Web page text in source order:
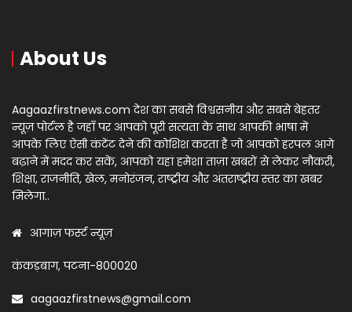
About Us
Aagaazfirstnews.com देश का सबसे विश्वसनीय और सबसे बेहतर
न्यूज़ पोर्टल है जहाँ पर आपको पूरी सत्यता के साथ आपकी भाषा में
आपके लिए ऐसी कंटेंट देने की कोशिश करता है जो आपको हरपल आगे
बढ़ाने में मदद कर सकें, आपको यहां हमेशा ताज़ा खबरों से लेकर नौकरी,
शिक्षा, राजनीति, खेल, मनोरंजन, राष्ट्रीय और अंतराष्ट्रीय स्तर का खबर
मिलेगा..
आगाज़ फर्स्ट न्यूज़
कंकड़बाग, पटना-800020
aagaazfirstnews@gmail.com